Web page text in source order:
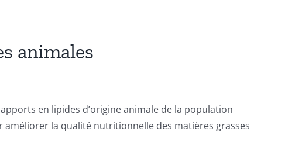
animales
en lipides d’origine animale de la population
améliorer la qualité nutritionnelle des matières grasses